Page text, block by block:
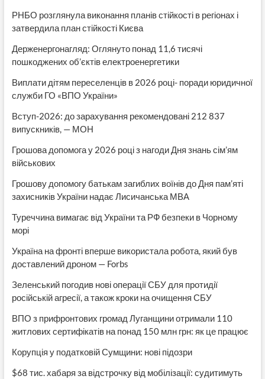
РНБО розглянула виконання планів стійкості в регіонах і
затвердила план стійкості Києва
Держенергонагляд: Оглянуто понад 11,6 тисячі
пошкоджених об’єктів електроенергетики
Виплати дітям переселенців в 2026 році- поради юридичної
служби ГО «ВПО України»
Вступ-2026: до зарахування рекомендовані 212 837
випускників, — МОН
Грошова допомога у 2026 році з нагоди Дня знань сім’ям
військових
Грошову допомогу батькам загиблих воїнів до Дня пам’яті
захисників України надає Лисичанська МВА
Туреччина вимагає від України та РФ безпеки в Чорному
морі
Україна на фронті вперше використала робота, який був
доставлений дроном — Forbs
Зеленський погодив нові операції СБУ для протидії
російській агресії, а також кроки на очищення СБУ
ВПО з прифронтових громад Луганщини отримали 110
житлових сертифікатів на понад 150 млн грн: як це працює
Корупція у податковій Сумщини: нові підозри
$68 тис. хабаря за відстрочку від мобілізації: судитимуть